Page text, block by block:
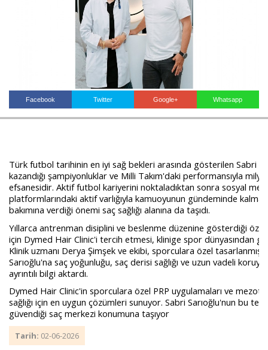
Facebook Twitter Google+ Whatsapp
Türk futbol tarihinin en iyi sağ bekleri arasında gösterilen Sabri
kazandığı şampiyonluklar ve Milli Takım'daki performansıyla
efsanesidir. Aktif futbol kariyerini noktaladıktan sonra sosyal
platformlarındaki aktif varlığıyla kamuoyunun gündeminde
bakımına verdiği önemi saç sağlığı alanına da taşıdı.
Yıllarca antrenman disiplini ve beslenme düzenine gösterdiği
için Dymed Hair Clinic'i tercih etmesi, klinige spor dünyasından
Klinik uzmanı Derya Şimşek ve ekibi, sporculara özel tasarlanmış
Sarıoğlu'na saç yoğunluğu, saç derisi sağlığı ve uzun vadeli
ayrıntılı bilgi aktardı.
Dymed Hair Clinic'in sporculara özel PRP uygulamaları ve
sağlığı için en uygun çözümleri sunuyor. Sabri Sarıoğlu'nun bu
güvendiği saç merkezi konumuna taşıyor
Tarih: 02-06-2026
KÜNYE
İLETİŞİM